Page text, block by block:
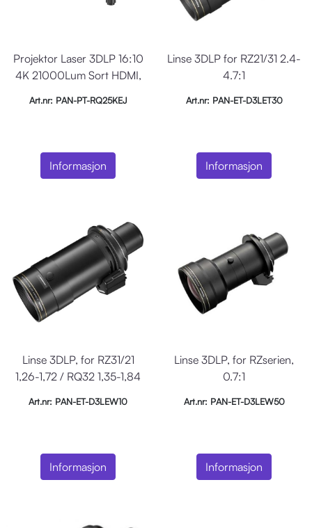
Projektor Laser 3DLP 16:10
4K 21000Lum Sort HDMI,
Art.nr: PAN-PT-RQ25KEJ
Informasjon
Linse 3DLP for RZ21/31 2.4-
4.7:1
Art.nr: PAN-ET-D3LET30
Informasjon
Linse 3DLP, for RZ31/21
1,26-1,72 / RQ32 1,35-1,84
Art.nr: PAN-ET-D3LEW10
Informasjon
Linse 3DLP, for RZserien,
0.7:1
Art.nr: PAN-ET-D3LEW50
Informasjon